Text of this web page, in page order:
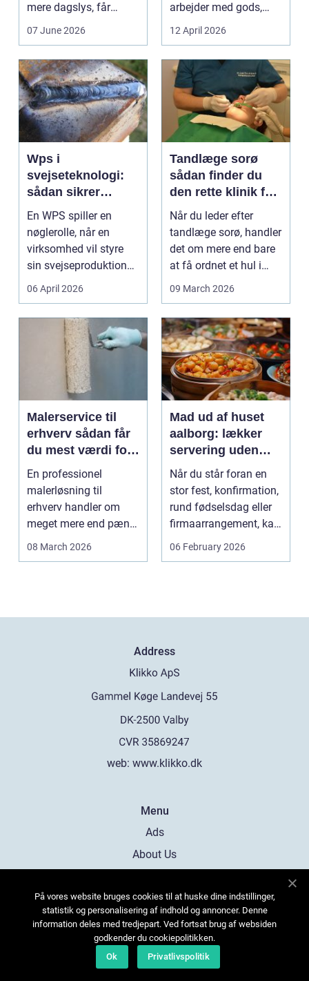
mere dagslys, får
boligen eller virksom...
07 June 2026
arbejder med gods,
skrot eller ...
12 April 2026
Wps i
svejseteknologi:
sådan sikrer
virksomheder
kvalitet og
sporbarhed
En WPS spiller en
nøglerolle, når en
virksomhed vil styre
sin svejseproduktion
sikkert, ensartet og ...
06 April 2026
Tandlæge sorø
sådan finder du
den rette klinik for
dig
Når du leder efter
tandlæge sorø, handler
det om mere end bare
at få ordnet et hul i
tanden. For man...
09 March 2026
Malerservice til
erhverv sådan får
du mest værdi for
pengene
En professionel
malerløsning til
erhverv handler om
meget mere end pæne
vægge. Malerarbejde
08 March 2026
Mad ud af huset
aalborg: lækker
servering uden
stress
Når du står foran en
stor fest, konfirmation,
rund fødselsdag eller
firmaarrangement, kan
planlægnin...
06 February 2026
Address
web: www.klikko.dk
Menu
Ads
About Us
Contact
Sitemap
På vores website bruges cookies til at huske dine indstillinger,
statistik og personalisering af indhold og annoncer. Denne
information deles med tredjepart. Ved fortsat brug af websiden
godkender du cookiepolitikken.
Ok
Privatlivspolitik